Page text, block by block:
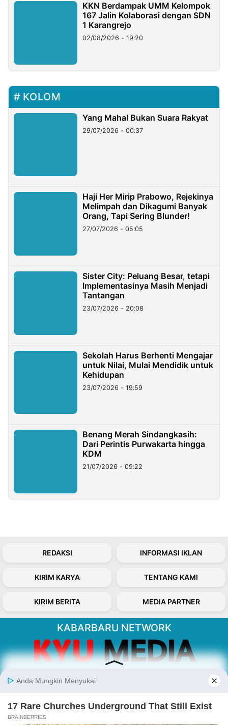
KKN Berdampak UMM Kelompok
167 Jalin Kolaborasi dengan SDN
1 Karangrejo
02/08/2026 - 19:20
KOLOM
Yang Mahal Bukan Suara Rakyat
29/07/2026 - 00:37
Haji Her Mirip Prabowo, Rejekinya
Melimpah dan Dikagumi Banyak
Orang, Tapi Sering Blunder!
27/07/2026 - 05:05
Sister City: Peluang Besar, tetapi
Implementasinya Masih Menjadi
Tantangan
23/07/2026 - 20:08
Sekolah Harus Berhenti Mengajar
untuk Nilai, Mulai Mendidik untuk
Kehidupan
23/07/2026 - 19:59
Benang Merah Sindangkasih:
Dari Perintis Purwakarta hingga
KDM
21/07/2026 - 09:22
REDAKSI INFORMASI IKLAN
KIRIM KARYA TENTANG KAMI
KIRIM BERITA MEDIA PARTNER
KABARBARU NETWORK
Kabarbaru.co menyajikan berita aktual dan